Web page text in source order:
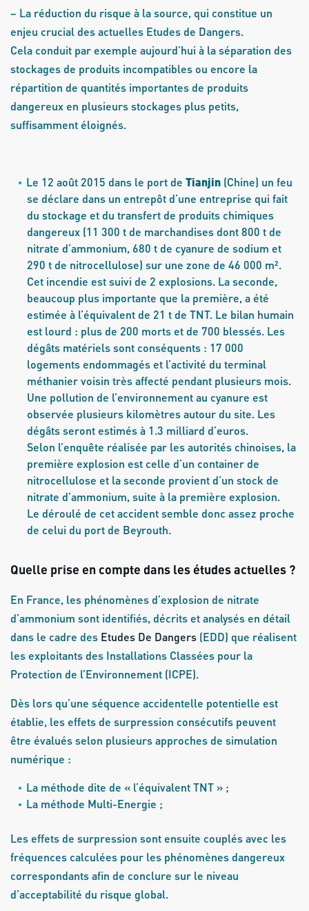
– La réduction du risque à la source, qui constitue un
enjeu crucial des actuelles Etudes de Dangers.
Cela conduit par exemple aujourd’hui à la séparation des
stockages de produits incompatibles ou encore la
répartition de quantités importantes de produits
dangereux en plusieurs stockages plus petits,
suffisamment éloignés.
Le 12 août 2015 dans le port de Tianjin (Chine) un feu
se déclare dans un entrepôt d’une entreprise qui fait
du stockage et du transfert de produits chimiques
dangereux (11 300 t de marchandises dont 800 t de
nitrate d’ammonium, 680 t de cyanure de sodium et
290 t de nitrocellulose) sur une zone de 46 000 m².
Cet incendie est suivi de 2 explosions. La seconde,
beaucoup plus importante que la première, a été
estimée à l’équivalent de 21 t de TNT. Le bilan humain
est lourd : plus de 200 morts et de 700 blessés. Les
dégâts matériels sont conséquents : 17 000
logements endommagés et l’activité du terminal
méthanier voisin très affecté pendant plusieurs mois.
Une pollution de l’environnement au cyanure est
observée plusieurs kilomètres autour du site. Les
dégâts seront estimés à 1.3 milliard d’euros.
Selon l’enquête réalisée par les autorités chinoises, la
première explosion est celle d’un container de
nitrocellulose et la seconde provient d’un stock de
nitrate d’ammonium, suite à la première explosion.
Le déroulé de cet accident semble donc assez proche
de celui du port de Beyrouth.
Quelle prise en compte dans les études actuelles ?
En France, les phénomènes d’explosion de nitrate
d’ammonium sont identifiés, décrits et analysés en détail
dans le cadre des Etudes De Dangers (EDD) que réalisent
les exploitants des Installations Classées pour la
Protection de l’Environnement (ICPE).
Dès lors qu’une séquence accidentelle potentielle est
établie, les effets de surpression consécutifs peuvent
être évalués selon plusieurs approches de simulation
numérique :
La méthode dite de « l’équivalent TNT » ;
La méthode Multi-Energie ;
Les effets de surpression sont ensuite couplés avec les
fréquences calculées pour les phénomènes dangereux
correspondants afin de conclure sur le niveau
d’acceptabilité du risque global.